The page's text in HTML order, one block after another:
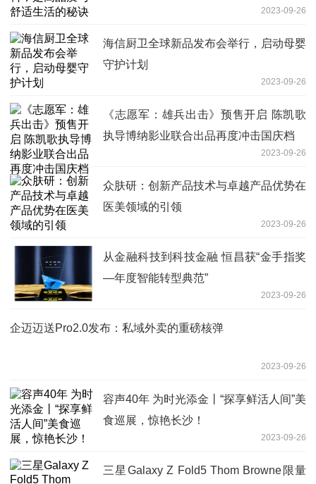
2023-09-26
海信厨卫全球新品发布会举行，启动母婴
守护计划
2023-09-26
《志愿军：雄兵出击》预售开启 陈凯歌
执导博纳影业联合出品再度冲击国庆档
2023-09-26
众肤研：创新产品技术与卓越产品优势在
医美领域的引领
2023-09-26
从金融科技到科技金融 恒昌获“金手指奖
—年度智能转型典范”
2023-09-26
企迈迈送Pro2.0发布：私域外卖的重磅核弹
2023-09-26
容声40年 为时光添金丨“探享鲜活人间”美
食巡展，惊艳长沙！
2023-09-26
三星Galaxy Z Fold5 Thom Browne限量